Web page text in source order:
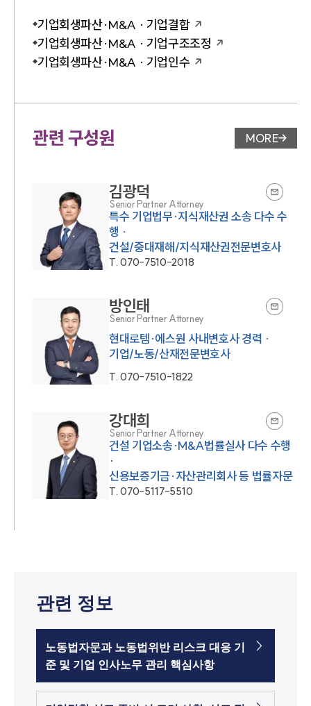
기업회생파산·M&A · 기업결합
기업회생파산·M&A · 기업구조조정
기업회생파산·M&A · 기업인수
관련 구성원 변호사 페
MORE
김광덕
Senior Partner Attorney
특수 기업법무·지식재산권 소송 다수 수
행 ·
건설/중대재해/지식재산권전문변호사
T.070-7510-2018
방인태
Senior Partner Attorney
현대로템·에스원 사내변호사 경력 ·
기업/노동/산재전문변호사
T.070-7510-1822
강대희
Senior Partner Attorney
건설 기업소송·M&A법률실사 다수 수행
·
신용보증기금·자산관리회사 등 법률자문
T.070-5117-5510
관련 정보
노동법자문과 노동법위반 리스크 대응 기
준 및 기업 인사노무 관리 핵심사항